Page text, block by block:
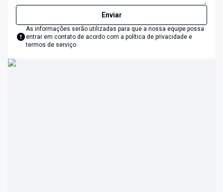
Enviar
As informações serão utilizadas para que a nossa equipe possa
entrar em contato de acordo com a política de privacidade e
termos de serviço